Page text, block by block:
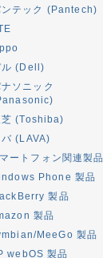
ンテック (Pantech)
ル (Dell)
ナソニック
芝 (Toshiba)
バ (LAVA)
ートフォン関連製品
Phone 製品
製品
製品
MeeGo 製品
webOS 製品